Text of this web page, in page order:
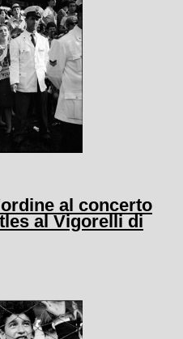
al concerto
al Vigorelli di